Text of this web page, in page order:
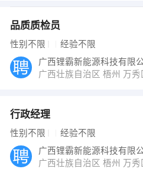
周长华 发布 [业务
【桂林市祥鑫印刷
品质质检员
性别不限 经验不限
广西锂霸新能源科技有限
广西壮族自治区 梧州 万
行政经理
性别不限 经验不限
广西锂霸新能源科技有限
广西壮族自治区 梧州 万